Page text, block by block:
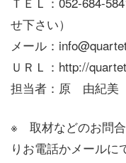
せ下さい）
メール：
ＵＲＬ：http://
担当者：原 由紀美
※ 取材などのお問合
りお電話かメールに